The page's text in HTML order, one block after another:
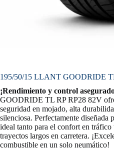
195/50/15 LLANT GOODRIDE
¡Rendimiento y control
GOODRIDE TL RP RP28 82V
seguridad en mojado, alta
silenciosa. Perfectamente diseñada
ideal tanto para el confort en
trayectos largos en carretera.
combustible en un solo neumático!